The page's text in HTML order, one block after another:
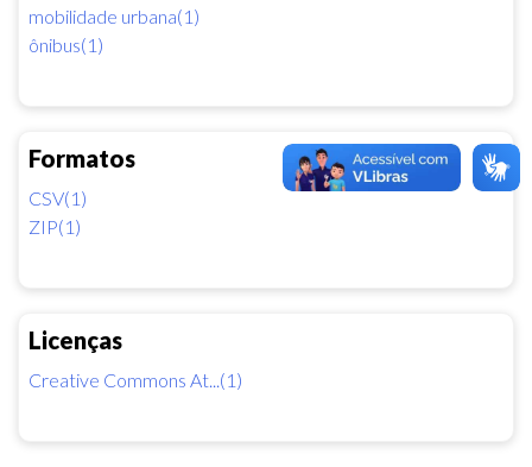
mobilidade urbana(1)
ônibus(1)
Formatos
CSV(1)
ZIP(1)
Licenças
Creative Commons At...(1)